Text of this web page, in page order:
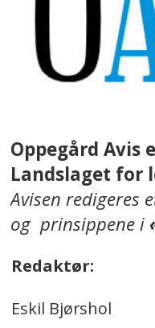
Oppegård Avis
Landslaget for
Avisen redigeres
og prinsippene i
Redaktør:
Eskil Bjørshol